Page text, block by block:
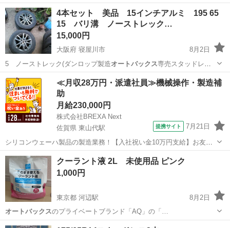
け、１年弱つけて…
岡山 岡山市 備前西市駅 キャリア、ラック
4本セット 美品 15インチアルミ 195 65
15 バリ溝 ノーストレック…
15,000円
大阪府 寝屋川市
8月2日
5 ノーストレック(ダンロップ製造オートバックス専売スタッドレ
ス) 2022年製…
大阪 寝屋川市 タイヤ、ホイール
≪月収28万円・派遣社員≫機械操作・製造補
助
月給230,000円
株式会社BREXA Next
佐賀県 東山代駅
提携サイト 7月21日
シリコンウェーハ製品の製造業務！【入社祝い金10万円支給】お友達
やカップルとの応募OK◎年間休日129日＆休出なしでプライベート充
実♪業務はクリーンルームで快適作業◎自社正社員登用制度あり★1食
300円～の格安食堂あり！《佐...
佐賀 伊万里市 東山代駅 その他
クーラント液 2L 未使用品 ピンク
1,000円
東京都 河辺駅
8月2日
オートバックスのプライベートブランド「AQ」の「…
東京 青梅市 その他